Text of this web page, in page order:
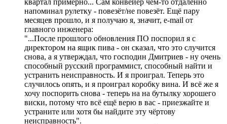
квартал примерно... Сам конвейер чем-то отдалённо
напоминал рулетку - повезёт/не повезёт. Ещё пару
месяцев прошло, и я получаю я, значит, e-mail от
главного инженера:
"...После прошлого обновления ПО поспорил я с
директором на ящик пива - он сказал, что это случится
снова, а я утверждал, что господин Дмитриев - ну очень
способный русский программист, способный найти и
устранить неисправность. И я проиграл. Теперь это
случилось опять, и я проиграл коробку вина. И всё же я
хочу поспорить снова - теперь на на бутылку хорошего
виски, потому что всё ещё верю в вас - приезжайте и
устраните или хотя бы найдите эту чёртову
неисправность".